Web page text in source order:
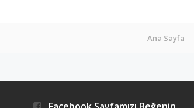
Ana Sayfa